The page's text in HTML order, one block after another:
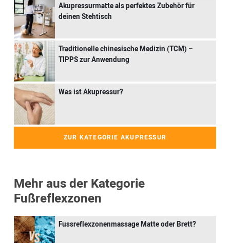
Akupressurmatte als perfektes Zubehör für
deinen Stehtisch
Traditionelle chinesische Medizin (TCM) –
TIPPS zur Anwendung
Was ist Akupressur?
ZUR KATEGORIE AKUPRESSUR
Mehr aus der Kategorie
Fußreflexzonen
Fussreflexzonenmassage Matte oder Brett?